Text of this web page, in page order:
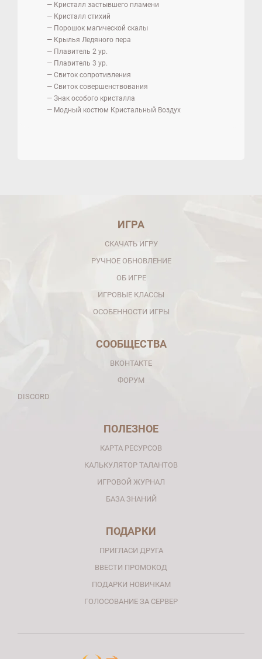
— Кристалл застывшего пламени
— Кристалл стихий
— Порошок магической скалы
— Крылья Ледяного пера
— Плавитель 2 ур.
— Плавитель 3 ур.
— Свиток сопротивления
— Свиток совершенствования
— Знак особого кристалла
— Модный костюм Кристальный Воздух
ИГРА
СКАЧАТЬ ИГРУ
РУЧНОЕ ОБНОВЛЕНИЕ
ОБ ИГРЕ
ИГРОВЫЕ КЛАССЫ
ОСОБЕННОСТИ ИГРЫ
СООБЩЕСТВА
ВКОНТАКТЕ
ФОРУМ
DISCORD
ПОЛЕЗНОЕ
КАРТА РЕСУРСОВ
КАЛЬКУЛЯТОР ТАЛАНТОВ
ИГРОВОЙ ЖУРНАЛ
БАЗА ЗНАНИЙ
ПОДАРКИ
ПРИГЛАСИ ДРУГА
ВВЕСТИ ПРОМОКОД
ПОДАРКИ НОВИЧКАМ
ГОЛОСОВАНИЕ ЗА СЕРВЕР